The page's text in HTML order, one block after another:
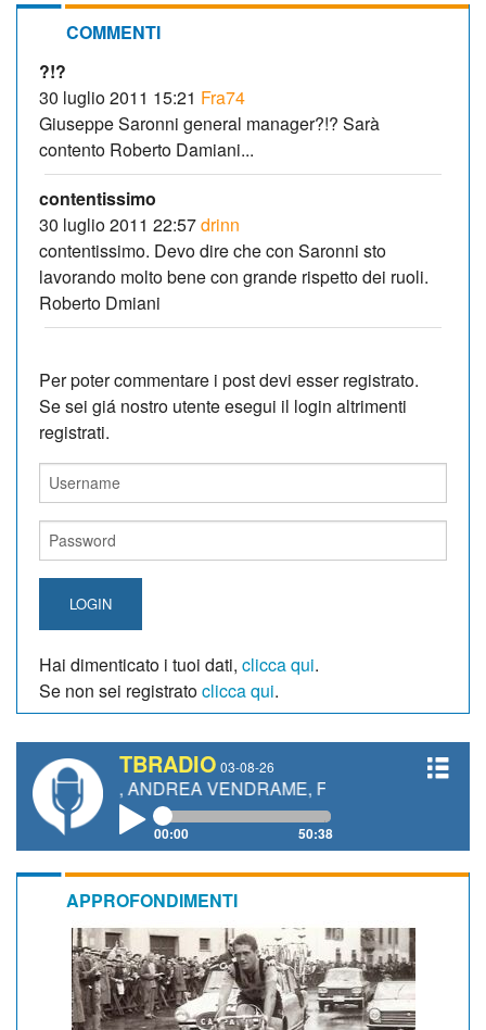
COMMENTI
?!?
30 luglio 2011 15:21 Fra74
Giuseppe Saronni general manager?!? Sarà
contento Roberto Damiani...
contentissimo
30 luglio 2011 22:57drinn
contentissimo. Devo dire che con Saronni sto
lavorando molto bene con grande rispetto dei ruoli.
Roberto Dmiani
Per poter commentare i post devi esser registrato.
Se sei giá nostro utente esegui il login altrimenti
registrati.
LOGIN
Hai dimenticato i tuoi dati, clicca qui.
Se non sei registratoclicca qui.
TBRADIO 03-08-26
ANDREA VENDRAME, FILIPPO FIORELLI
00:00 50:38
APPROFONDIMENTI